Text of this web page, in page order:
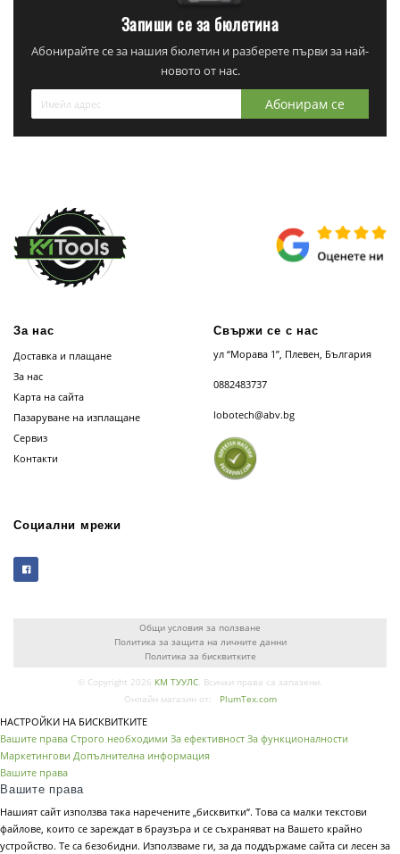
Запиши се за бюлетина
Абонирайте се за нашия бюлетин и разберете първи за най-
новото от нас.
Абонирам се
За нас
Доставка и плащане
За нас
Карта на сайта
Пазаруване на изплащане
Сервиз
Контакти
Свържи се с нас
ул “Морава 1”, Плевен, България
0882483737
lobotech@abv.bg
Социални мрежи
Общи условия за ползване
Политика за защита на личните данни
Политика за бисквитките
© Copyright 2026 КМ ТУУЛС. Всички права са запазени.
Онлайн магазин от:
PlumTex.com
НАСТРОЙКИ НА БИСКВИТКИТЕ
Вашите права Строго необходими За ефективност За функционалности
Маркетингови Допълнителна информация
Вашите права
Вашите права
Нашият сайт използва така наречените „бисквитки“. Това са малки текстови
файлове, които се зареждат в браузъра и се съхраняват на Вашето крайно
устройство. Те са безобидни. Използваме ги, за да поддържаме сайта си лесен за